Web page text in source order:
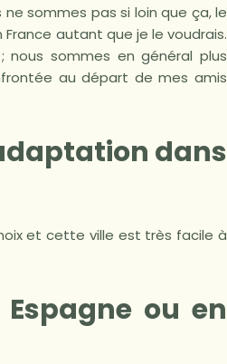
sommes pas si loin que ça, le
autant que je le voudrais.
nous sommes en général plus
au départ de mes amis
dans
et cette ville est très facile à
ou en